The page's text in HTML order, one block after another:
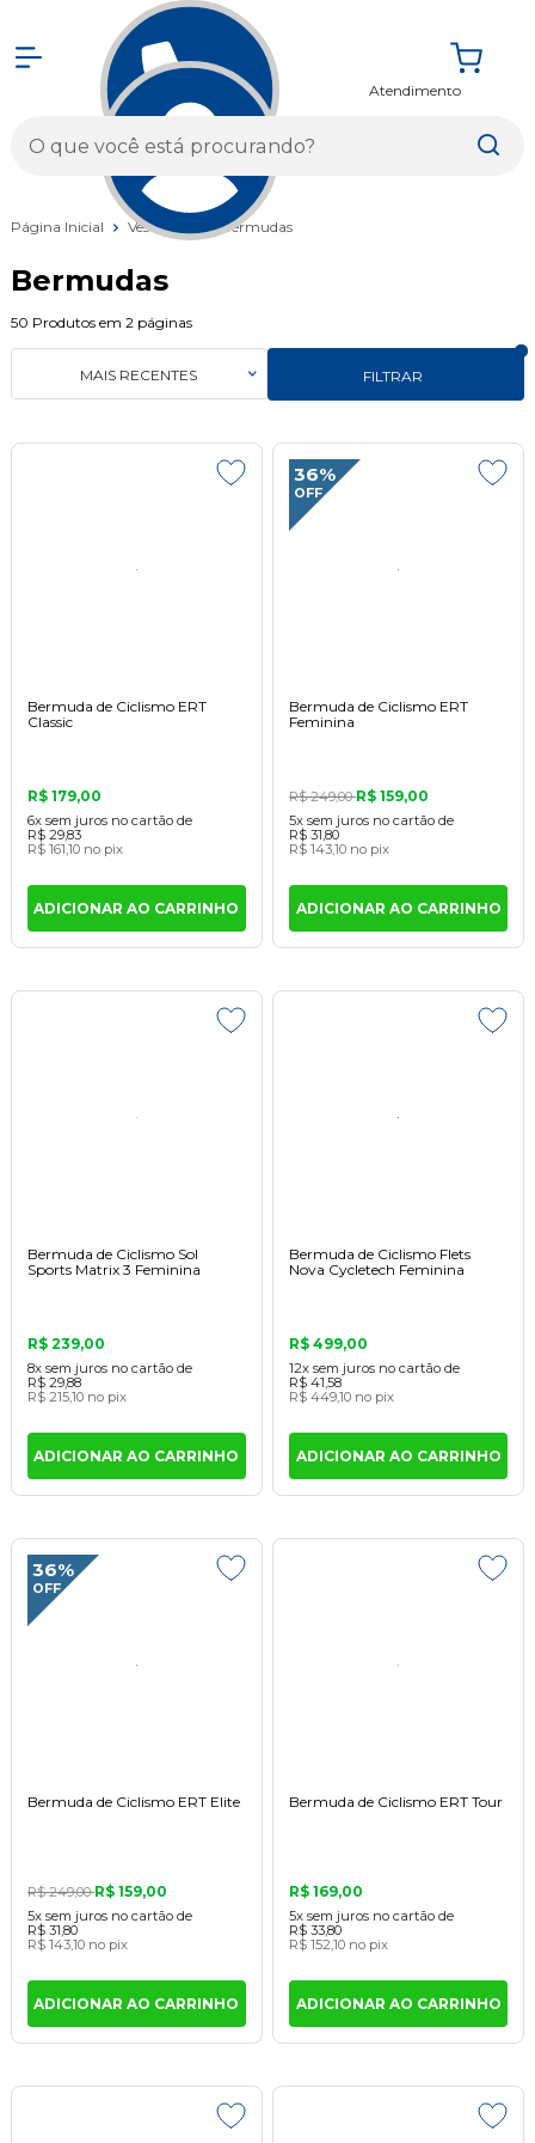
Atendimento
Página Inicial Vestuários Bermudas
Bermudas
50 Produtos em 2 páginas
FILTRAR
MAIS RECENTES
Bermuda de Ciclismo ERT
Classic
R$ 179,00
6x sem juros no cartãode
R$ 29,83
R$ 161,10 no pix
ADICIONAR AO CARRINHO
36%
OFF
Bermuda de Ciclismo ERT
Feminina
R$ 249,00R$ 159,00
5x sem juros no cartão de
R$ 31,80
R$ 143,10 no pix
ADICIONAR AO CARRINHO
Bermuda de Ciclismo Sol
Sports Matrix 3 Feminina
R$ 239,00
8x sem juros no cartãode
R$ 29,88
R$ 215,10 no pix
ADICIONAR AO CARRINHO
Bermuda de Ciclismo Flets
Nova Cycletech Feminina
R$ 499,00
12x sem juros no cartão de
R$ 41,58
R$ 449,10 no pix
ADICIONAR AO CARRINHO
36%
OFF
Bermuda de Ciclismo ERT Elite
R$ 249,00R$ 159,00
5x sem juros no cartãode
R$ 31,80
R$ 143,10 no pix
ADICIONAR AO CARRINHO
Bermuda de Ciclismo ERT Tour
R$ 169,00
5x sem juros no cartão de
R$ 33,80
R$ 152,10 no pix
ADICIONAR AO CARRINHO